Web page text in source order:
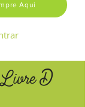
Aqui
Livre D